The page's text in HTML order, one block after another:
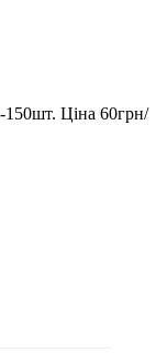
150шт. Ціна 60грн/